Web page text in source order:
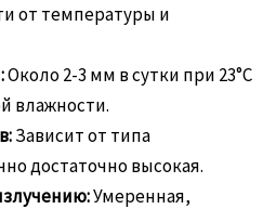
от температуры и
Около 2-3 мм в сутки при 23°C
влажности.
Зависит от типа
достаточно высокая.
Умеренная,